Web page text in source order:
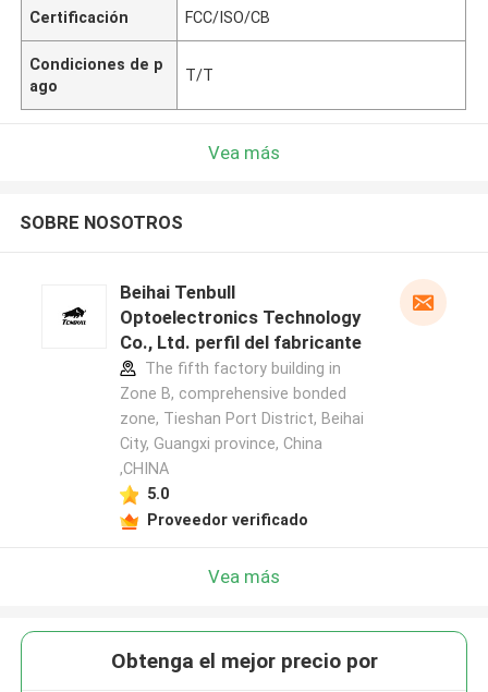
Certificación FCC/ISO/CB
Condiciones de p
ago
T/T
Vea más
SOBRE NOSOTROS
Beihai Tenbull
Optoelectronics Technology
Co., Ltd. perfil del fabricante
The fifth factory building in
Zone B, comprehensive bonded
zone, Tieshan Port District, Beihai
City, Guangxi province, China
,CHINA
5.0
Proveedor verificado
Vea más
Obtenga el mejor precio por